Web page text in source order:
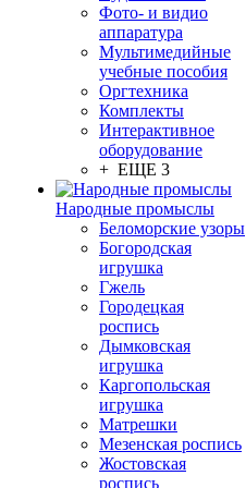
Фото- и видио
аппаратура
Мультимедийные
учебные пособия
Оргтехника
Комплекты
Интерактивное
оборудование
+ ЕЩЕ 3
Народные промыслы
Беломорские узоры
Богородская
игрушка
Гжель
Городецкая
роспись
Дымковская
игрушка
Каргопольская
игрушка
Матрешки
Мезенская роспись
Жостовская
роспись